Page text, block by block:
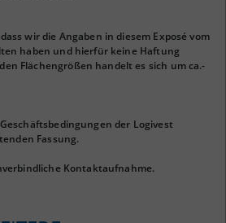
wir die Angaben in diesem Exposé vom
haben und hierfür keine Haftung
Flächengrößen handelt es sich um ca.-
der Logivest
Fassung.
Kontaktaufnahme.